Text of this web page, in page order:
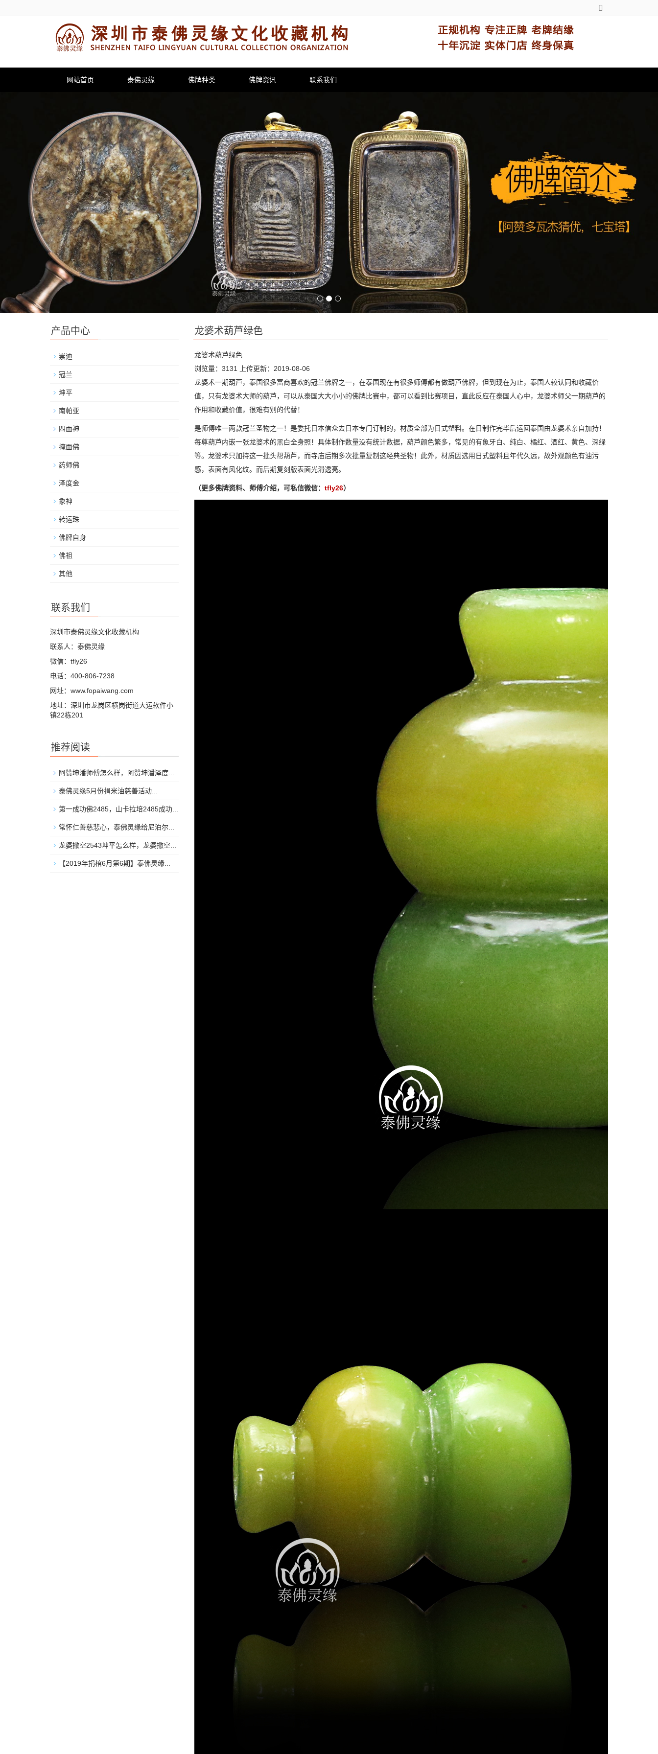
网站首页 泰佛灵缘 佛牌种类 佛牌资讯 联系我们
龙婆术葫芦绿色
龙婆术葫芦绿色
浏览量：3131
上传更新：2019-08-06
龙婆术一期葫芦，泰国很多富商喜欢的冠兰佛牌之一，在泰国现在有很多师傅都有做葫芦佛牌，但到现在为止，泰国人较认同和收藏价
值，只有龙婆术大师的葫芦，可以从泰国大大小小的佛牌比赛中，都可以看到比赛项目，直此反应在泰国人心中，龙婆术师父一期葫芦的
作用和收藏价值，很难有别的代替！
是师傅唯一两款冠兰圣物之一！是委托日本信众去日本专门订制的，材质全部为日式塑料。在日制作完毕后运回泰国由龙婆术亲自加持！
每尊葫芦内嵌一张龙婆术的黑白全身照！具体制作数量没有统计数据，葫芦颜色繁多，常见的有象牙白、纯白、橘红、酒红、黄色、深绿
等。龙婆术只加持这一批头帮葫芦，而寺庙后期多次批量复制这经典圣物！此外，材质因选用日式塑料且年代久远，故外观颜色有油污
感，表面有风化纹。而后期复刻版表面光滑透亮。
（更多佛牌资料、师傅介绍，可私信微信： tfly26）
产品中心
崇迪
冠兰
坤平
南帕亚
四面神
掩面佛
药师佛
泽度金
象神
转运珠
佛牌自身
佛祖
其他
联系我们
深圳市泰佛灵缘文化收藏机构
联系人：泰佛灵缘
微信：tfly26
电话：400-806-7238
网址：www.fopaiwang.com
地址：深圳市龙岗区横岗街道大运软件小
镇22栋201
推荐阅读
阿赞坤潘师傅怎么样，阿赞坤潘泽度...
泰佛灵缘5月份捐米油慈善活动...
第一成功佛2485，山卡拉培2485成功...
常怀仁善慈悲心，泰佛灵缘给尼泊尔...
龙婆撒空2543坤平怎么样，龙婆撒空...
【2019年捐棺6月第6期】泰佛灵缘...